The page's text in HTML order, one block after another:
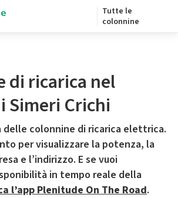
Tutte le
colonnine
di ricarica nel
Simeri Crichi
delle colonnine di ricarica elettrica.
per visualizzare la potenza, la
e l’indirizzo. E se vuoi
in tempo reale della
l’app Plenitude On The Road.